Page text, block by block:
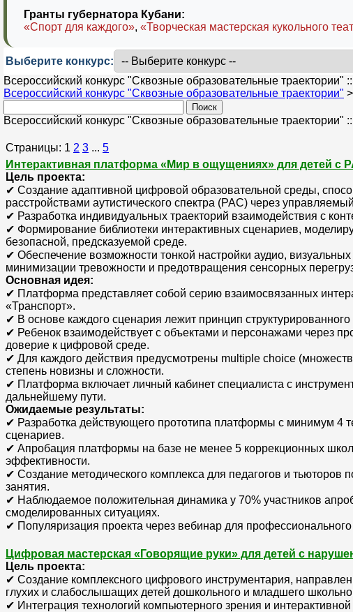
Гранты губернатора Кубани:
«Спорт для каждого», «Творческая мастерская кукольного
Выберите конкурс:
Всероссийский конкурс "Сквозные образовательные
Всероссийский конкурс "Сквозные образовательные траектории" >
Всероссийский конкурс "Сквозные образовательные
Страницы: 1 2 3 ... 5
Интерактивная платформа «Мир в ощущениях» для детей с
Цель проекта:
✔ Создание адаптивной цифровой образовательной среды,
расстройствами аутистического спектра (РАС) через
✔ Разработка индивидуальных траекторий взаимодействия с
✔ Формирование библиотеки интерактивных сценариев,
безопасной, предсказуемой среде.
✔ Обеспечение возможности тонкой настройки аудио,
минимизации тревожности и предотвращения сенсорных
Основная идея:
✔ Платформа представляет собой серию взаимосвязанных
«Транспорт».
✔ В основе каждого сценария лежит принцип
✔ Ребенок взаимодействует с объектами и персонажами через
доверие к цифровой среде.
✔ Для каждого действия предусмотрены multiple choice
степень новизны и сложности.
✔ Платформа включает личный кабинет специалиста с
дальнейшему пути.
Ожидаемые результаты:
✔ Разработка действующего прототипа платформы с минимум 4
сценариев.
✔ Апробация платформы на базе не менее 5 коррекционных
эффективности.
✔ Создание методического комплекса для педагогов и
занятия.
✔ Наблюдаемое положительная динамика у 70% участников
смоделированных ситуациях.
✔ Популяризация проекта через вебинар для
Цифровая мастерская «Говорящие руки» для детей с
Цель проекта:
✔ Создание комплексного цифрового инструментария,
глухих и слабослышащих детей дошкольного и младшего
✔ Интеграция технологий компьютерного зрения и